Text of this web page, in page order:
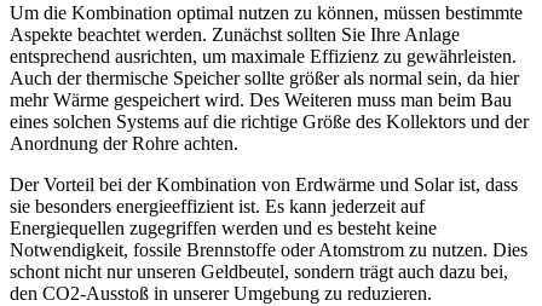
Um die Kombination optimal nutzen zu können, müssen bestimmte
Aspekte beachtet werden. Zunächst sollten Sie Ihre Anlage
entsprechend ausrichten, um maximale Effizienz zu gewährleisten.
Auch der thermische Speicher sollte größer als normal sein, da hier
mehr Wärme gespeichert wird. Des Weiteren muss man beim Bau
eines solchen Systems auf die richtige Größe des Kollektors und der
Anordnung der Rohre achten.
Der Vorteil bei der Kombination von Erdwärme und Solar ist, dass
sie besonders energieeffizient ist. Es kann jederzeit auf
Energiequellen zugegriffen werden und es besteht keine
Notwendigkeit, fossile Brennstoffe oder Atomstrom zu nutzen. Dies
schont nicht nur unseren Geldbeutel, sondern trägt auch dazu bei,
den CO2-Ausstoß in unserer Umgebung zu reduzieren.